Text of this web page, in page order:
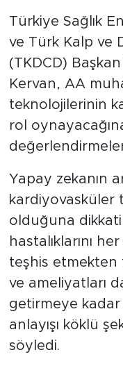
Türkiye Sağlık
ve Türk Kalp ve
(TKDCD) Başkan
Kervan, AA
teknolojilerinin
rol
Yapay zekanın
kardiyovasküler
olduğuna
hastalıklarını
teşhis etmekten
ve ameliyatları
getirmeye kadar
anlayışı köklü
söyledi.
SİYASET
MEDYA
FOTO GALERİ
VİDEOLAR
SOSYAL